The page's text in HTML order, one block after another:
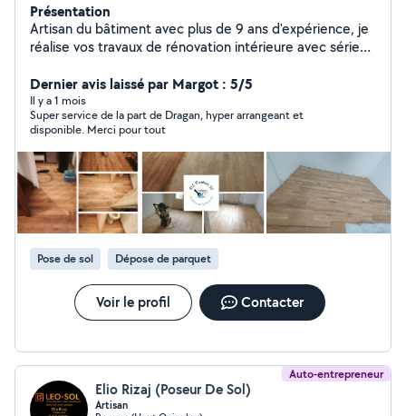
Présentation
Artisan du bâtiment avec plus de 9 ans d'expérience, je
réalise vos travaux de rénovation intérieure avec sérieux
travaux que pour rénovations complètes
d'appartements ou de maisons. Mes services Peinture
intérieure et extérieure Rénovation murs et plafonds
Placo, bandes et enduits Rénovation salle de bain Petits
travaux d'électricité Petits travaux de plomberie
Revêtements muraux et sols Intervention à Rennes et
alentour Possibilité de gestion complète de votre
chantier avec coordination des différents corps de
métier pour une rénovation clé en main. Devis gratuit et
réponse rapide DL PEINTURE 35
Dernier avis laissé par Margot : 5/5
Il y a 1 mois
Super service de la part de Dragan, hyper arrangeant et
disponible. Merci pour tout
Pose de sol Dépose de parquet
Voir le profil Contacter
Auto-entrepreneur
Elio Rizaj (Poseur De Sol)
Artisan